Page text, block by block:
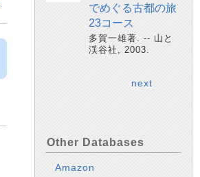
でめぐる古都の旅
23コース
多賀一雄著. -- 山と
渓谷社, 2003.
next
Other Databases
Amazon